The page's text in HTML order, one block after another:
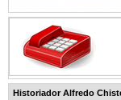
Historiador Alfredo